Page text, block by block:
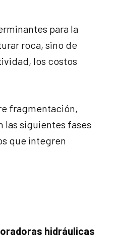
para la
roca, sino de
los costos
fragmentación,
las siguientes fases
que integren
hidráulicas